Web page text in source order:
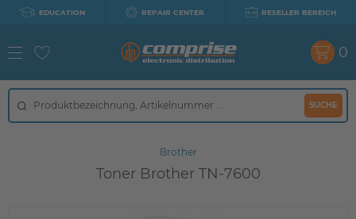
EDUCATION REPAIR CENTER RESELLER BEREICH
SUCHE
0
Brother
Toner Brother TN-7600